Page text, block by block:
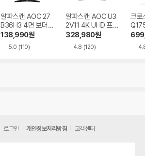
알파스캔 AOC 27
B36H3 4면 보더리
스 IPS 120 시력보
호 무결점
138,990원
5.0 (110)
알파스캔 AOC U3
2V11 4K UHD 프리
싱크 HDR 시력보호
무결점
328,980원
4.8 (120)
크로
Ai
로그인 개인정보처리방침 고객센터